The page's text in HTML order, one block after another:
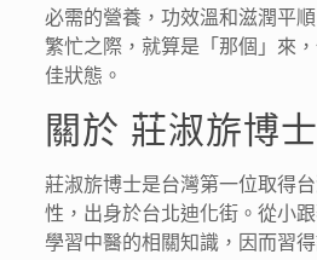
必需的營養，功效溫和滋潤平
繁忙之際，就算是「那個」來
佳狀態。
關於 莊淑旂博士
莊淑旂博士是台灣第一位取得
性，出身於台北迪化街。從小
學習中醫的相關知識，因而習